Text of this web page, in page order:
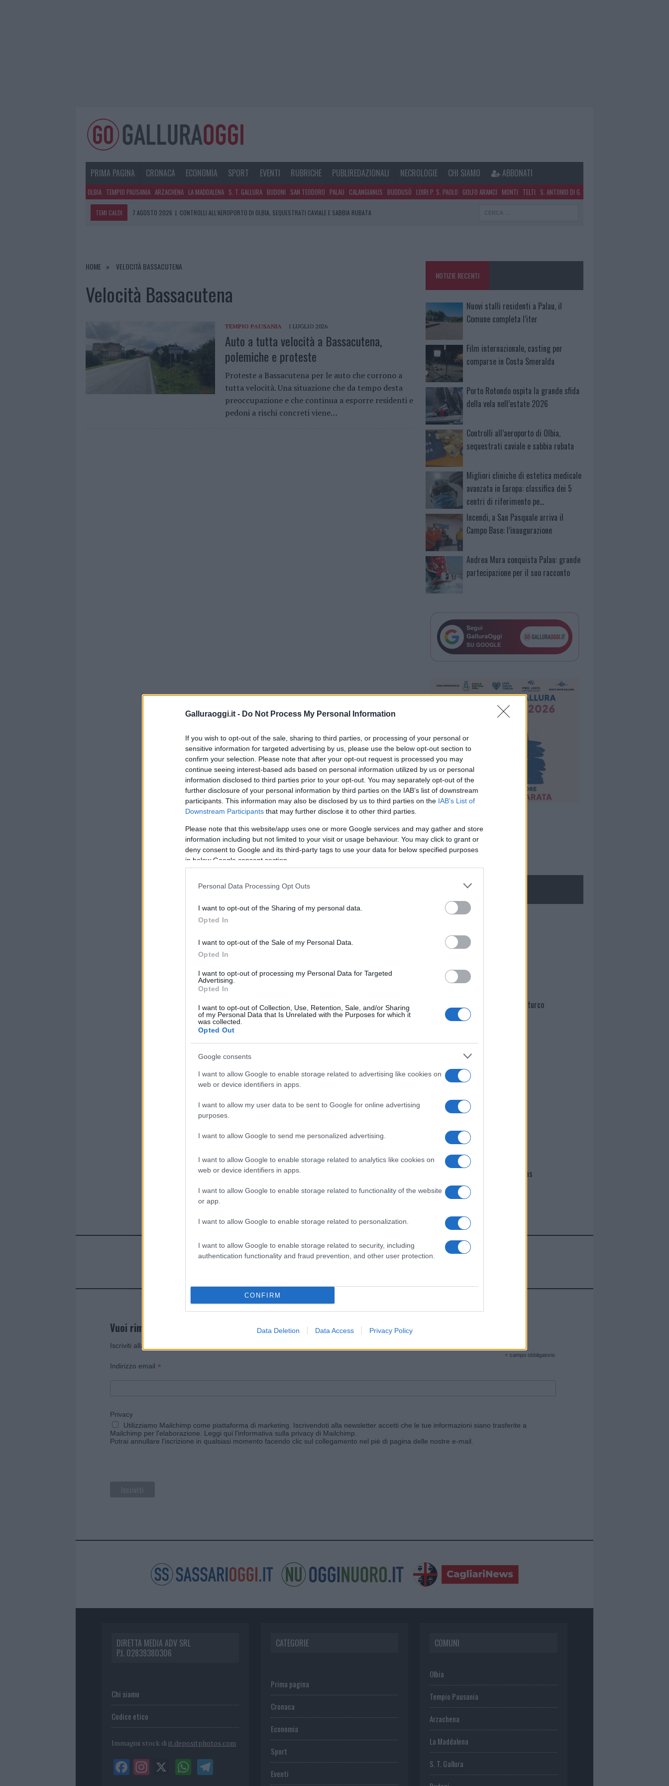
Galluraoggi.it - Do Not Process My Personal Information
If you wish to opt-out of the sale, sharing to third parties, or processing of your personal or
sensitive information for targeted advertising by us, please use the below opt-out section to
confirm your selection. Please note that after your opt-out request is processed you may
continue seeing interest-based ads based on personal information utilized by us or personal
information disclosed to third parties prior to your opt-out. You may separately opt-out of the
further disclosure of your personal information by third parties on the IAB’s list of downstream
participants. This information may also be disclosed by us to third parties on the IAB’s List of
Downstream Participants that may further disclose it to other third parties.
Please note that this website/app uses one or more Google services and may gather and store
information including but not limited to your visit or usage behaviour. You may click to grant or
deny consent to Google and its third-party tags to use your data for below specified purposes
in below Google consent section.
Personal Data Processing Opt Outs
I want to opt-out of the Sharing of my personal data.
Opted In
I want to opt-out of the Sale of my Personal Data.
Opted In
I want to opt-out of processing my Personal Data for Targeted
Advertising.
Opted In
I want to opt-out of Collection, Use, Retention, Sale, and/or Sharing
of my Personal Data that Is Unrelated with the Purposes for which it
was collected.
Opted Out
Google consents
I want to allow Google to enable storage related to advertising like cookies on
web or device identifiers in apps.
I want to allow my user data to be sent to Google for online advertising
purposes.
I want to allow Google to send me personalized advertising.
I want to allow Google to enable storage related to analytics like cookies on
web or device identifiers in apps.
I want to allow Google to enable storage related to functionality of the website
or app.
I want to allow Google to enable storage related to personalization.
I want to allow Google to enable storage related to security, including
authentication functionality and fraud prevention, and other user protection.
CONFIRM
Data Deletion Data Access Privacy Policy
PRIMA PAGINA CRONACA ECONOMIA SPORT EVENTI RUBRICHE PUBLIREDAZIONALI NECROLOGIE CHI SIAMO ABBONATI
OLBIA TEMPIO PAUSANIA ARZACHENA LA MADDALENA S. T. GALLURA BUDONI SAN TEODORO PALAU CALANGIANUS BUDDUSÒ LOIRI P. S. PAOLO GOLFO ARANCI MONTI TELTI S. ANTONIO DI G.
TEMI CALDI 7 AGOSTO 2026 | CONTROLLI ALL’AEROPORTO DI OLBIA, SEQUESTRATI CAVIALE E SABBIA RUBATA
7 AGOSTO 2026 | NUOVI STALLI RESIDENTI A PALAU, IL COMUNE COMPLETA L’ITER
7 AGOSTO 2026 | PORTO ROTONDO OSPITA LA GRANDE SFIDA DELLA VELA NELL’ESTATE 2026
HOME VELOCITÀ BASSACUTENA
Velocità Bassacutena
TEMPIO PAUSANIA 1 LUGLIO 2026
Auto a tutta velocità a Bassacutena,
polemiche e proteste
Proteste a Bassacutena per le auto che corrono a
tutta velocità. Una situazione che da tempo desta
preoccupazione e che continua a esporre residenti e
pedoni a rischi concreti viene…
NOTIZIE RECENTI
Nuovi stalli residenti a Palau, il
Comune completa l’iter
Film internazionale, casting per
comparse in Costa Smeralda
Porto Rotondo ospita la grande sfida
della vela nell’estate 2026
Controlli all’aeroporto di Olbia,
sequestrati caviale e sabbia rubata
Migliori cliniche di estetica medicale
avanzata in Europa: classifica dei 5
centri di riferimento pe…
Incendi, a San Pasquale arriva il
Campo Base: l’inaugurazione
Andrea Mura conquista Palau: grande
partecipazione per il suo racconto
NECROLOGIE
Martina Agostina Diturco
I nostri cari
I nostri cari
Giovannimaria Cabras
Invia un Comunicato Stampa|Pubblicità|Segnala
Vuoi rimanere sempre aggiornato?
Iscriviti alla newsletter di Gallura Oggi e ricevi le nostre email periodiche contenenti le ultime notizie pubblicate sul sito web!
* campo obbligatorio
Indirizzo email *
Privacy
Utilizziamo Mailchimp come piattaforma di marketing. Iscrivendoti alla newsletter accetti che le tue informazioni siano trasferite a
Mailchimp per l'elaborazione. Leggi qui l'informativa sulla privacy di Mailchimp
Potrai annullare l'iscrizione in qualsiasi momento facendo clic sul collegamento nel piè di pagina delle nostre e-mail.
DIRETTA MEDIA ADV SRL
P.I. 02839380306
Chi siamo
Codice etico
Immagini stock di it.depositphotos.com
CATEGORIE
Prima pagina
Cronaca
Economia
Sport
Eventi
COMUNI
Olbia
Tempio Pausania
Arzachena
La Maddalena
S. T. Gallura